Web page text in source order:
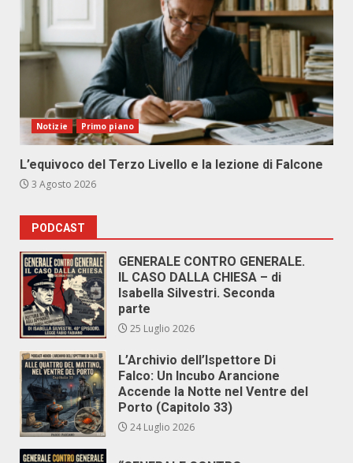
Notizie Primo piano
L’equivoco del Terzo Livello e la lezione di Falcone
3 Agosto 2026
PODCAST
GENERALE CONTRO GENERALE.
IL CASO DALLA CHIESA – di
Isabella Silvestri. Seconda
parte
25 Luglio 2026
L’Archivio dell’Ispettore Di
Falco: Un Incubo Arancione
Accende la Notte nel Ventre del
Porto (Capitolo 33)
24 Luglio 2026